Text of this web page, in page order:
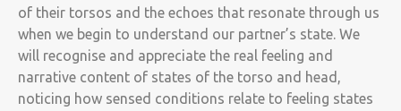
of their torsos and the echoes that resonate through us
when we begin to understand our partner’s state. We
will recognise and appreciate the real feeling and
narrative content of states of the torso and head,
noticing how sensed conditions relate to feeling states